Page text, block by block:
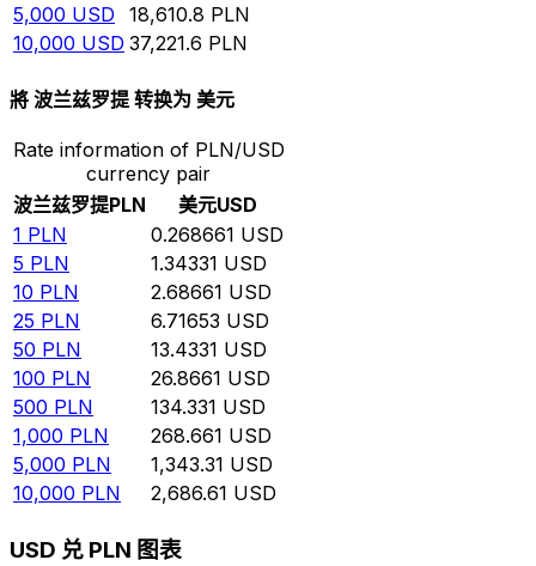
5,000 USD 18,610.8 PLN
10,000 USD 37,221.6 PLN
將 波兰兹罗提 转换为 美元
Rate information of PLN/USD
currency pair
波兰兹罗提PLN 美元USD
1 PLN 0.268661 USD
5 PLN 1.34331 USD
10 PLN 2.68661 USD
25 PLN 6.71653 USD
50 PLN 13.4331 USD
100 PLN 26.8661 USD
500 PLN 134.331 USD
1,000 PLN 268.661 USD
5,000 PLN 1,343.31 USD
10,000 PLN 2,686.61 USD
USD 兑 PLN 图表